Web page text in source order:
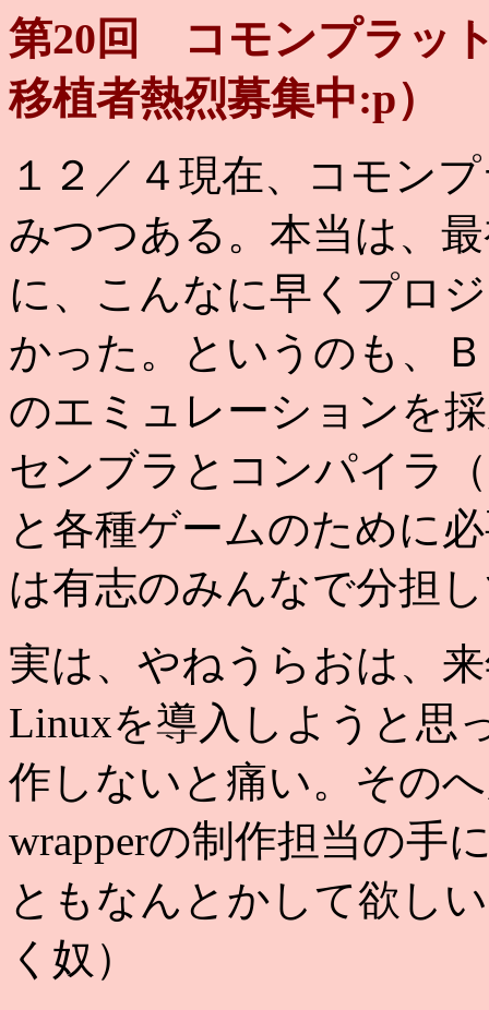
第20回 コモンプラッ
移植者熱烈募集中:p）
１２／４現在、コモン
みつつある。本当は、
に、こんなに早くプロ
かった。というのも、
のエミュレーションを
センブラとコンパイラ
と各種ゲームのために
は有志のみんなで分担
実は、やねうらおは、
Linuxを導入しようと思
作しないと痛い。その
wrapperの制作担当の手
ともなんとかして欲し
く奴）